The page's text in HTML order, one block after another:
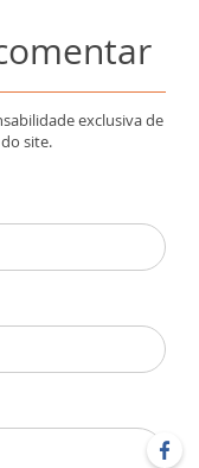
exclusiva de
site.